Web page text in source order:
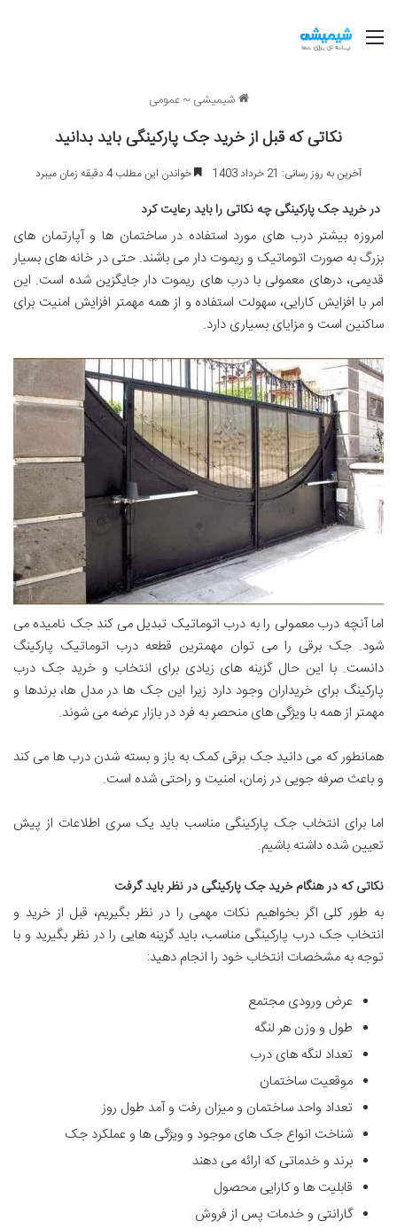
منو
شیمیشی ~ عمومی
نکاتی که قبل از خرید جک پارکینگی باید بدانید
آخرین به روز رسانی: 21 خرداد 1403 خواندن این مطلب 4 دقیقه زمان میبرد
در خرید جک پارکینگی چه نکاتی را باید رعایت کرد
امروزه بیشتر درب های مورد استفاده در ساختمان ها و آپارتمان های
بزرگ به صورت اتوماتیک و ریموت دار می باشند. حتی در خانه های بسیار
قدیمی، درهای معمولی با درب های ریموت دار جایگزین شده است. این
امر با افزایش کارایی، سهولت استفاده و از همه مهمتر افزایش امنیت برای
ساکنین است و مزایای بسیاری دارد.
اما آنچه درب معمولی را به درب اتوماتیک تبدیل می کند جک نامیده می
شود. جک برقی را می توان مهمترین قطعه درب اتوماتیک پارکینگ
دانست. با این حال گزینه های زیادی برای انتخاب و خرید جک درب
پارکینگ برای خریداران وجود دارد زیرا این جک ها در مدل ها، برندها و
مهمتر از همه با ویژگی های منحصر به فرد در بازار عرضه می شوند.
همانطور که می دانید جک برقی کمک به باز و بسته شدن درب ها می کند
و باعث صرفه جویی در زمان، امنیت و راحتی شده است.
اما برای انتخاب جک پارکینگی مناسب باید یک سری اطلاعات از پیش
تعیین شده داشته باشیم.
نکاتی که در هنگام خرید جک پارکینگی در نظر باید گرفت
به طور کلی اگر بخواهیم نکات مهمی را در نظر بگیریم، قبل از خرید و
انتخاب جک درب پارکینگی مناسب، باید گزینه هایی را در نظر بگیرید و با
توجه به مشخصات انتخاب خود را انجام دهید:
عرض ورودی مجتمع
طول و وزن هر لنگه
تعداد لنگه های درب
موقعیت ساختمان
تعداد واحد ساختمان و میزان رفت و آمد طول روز
شناخت انواع جک های موجود و ویژگی ها و عملکرد جک
برند و خدماتی که ارائه می دهند
قابلیت ها و کارایی محصول
گارانتی و خدمات پس از فروش